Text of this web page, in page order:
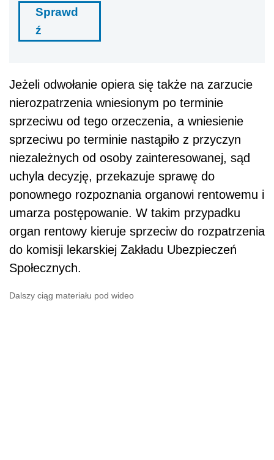
Sprawd
ź
Jeżeli odwołanie opiera się także na zarzucie
nierozpatrzenia wniesionym po terminie
sprzeciwu od tego orzeczenia, a wniesienie
sprzeciwu po terminie nastąpiło z przyczyn
niezależnych od osoby zainteresowanej, sąd
uchyla decyzję, przekazuje sprawę do
ponownego rozpoznania organowi rentowemu i
umarza postępowanie. W takim przypadku
organ rentowy kieruje sprzeciw do rozpatrzenia
do komisji lekarskiej Zakładu Ubezpieczeń
Społecznych.
Dalszy ciąg materiału pod wideo